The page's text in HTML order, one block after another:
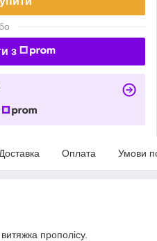
з
Доставка Оплата Умови
прополісу.